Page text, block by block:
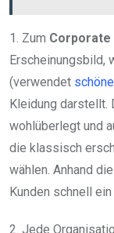
1. Zum Corporate
Erscheinungsbild,
(verwendet
Kleidung
wohlüberlegt und
die klassisch
wählen. Anhand
Kunden schnell
2. Jede